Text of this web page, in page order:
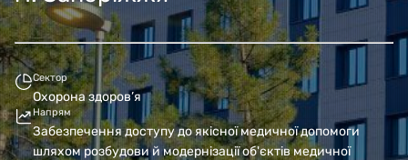
Сектор
Охорона здоров’я
Напрям
Забезпечення доступу до якісної медичної допомоги
шляхом розбудови й модернізації об'єктів медичної